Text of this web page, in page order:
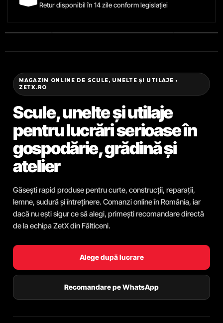
Retur disponibil în 14 zile conform legislației
MAGAZIN ONLINE DE SCULE, UNELTE ȘI UTILAJE •
ZETX.RO
Scule, unelte și utilaje
pentru lucrări serioase în
gospodărie, grădină și
atelier
Găsești rapid produse pentru curte, construcții, reparații,
lemne, sudură și întreținere. Comanzi online în România, iar
dacă nu ești sigur ce să alegi, primești recomandare directă
de la echipa ZetX din Fălticeni.
Alege după lucrare
Recomandare pe WhatsApp